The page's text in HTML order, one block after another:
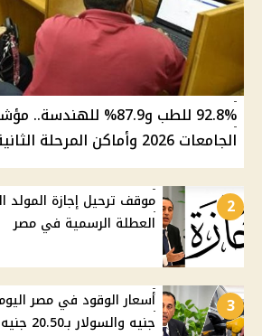
92.8% للطب و87.9%
الجامعات 2026 وأماكن المرحلة الثانية
2
العطلة الرسمية في مصر
3
جنيه والسولار بـ20.50 جنيه